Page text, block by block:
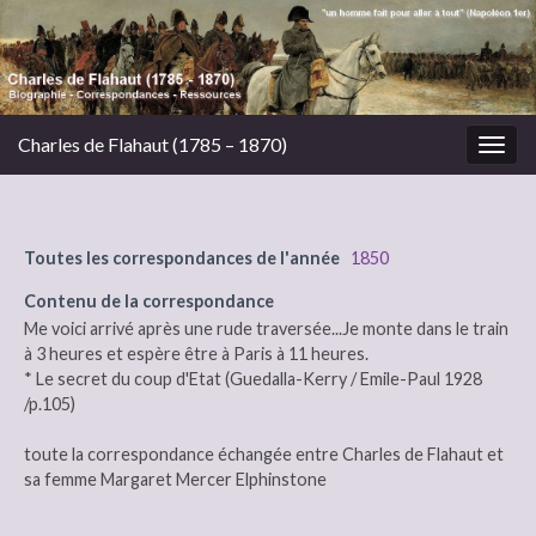
Charles de Flahaut (1785 – 1870)
Toutes les correspondances de l'année 1850
Contenu de la correspondance
Me voici arrivé après une rude traversée...Je monte dans le train
à 3 heures et espère être à Paris à 11 heures.
* Le secret du coup d'Etat (Guedalla-Kerry / Emile-Paul 1928
/p.105)
toute la correspondance échangée entre Charles de Flahaut et
sa femme Margaret Mercer Elphinstone